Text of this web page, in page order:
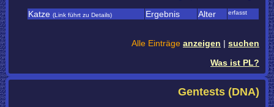
Katze (Link führt zu Details) Ergebnis Alter erfasst
Alle Einträge anzeigen | suchen
Was ist PL?
Gentests (DNA)